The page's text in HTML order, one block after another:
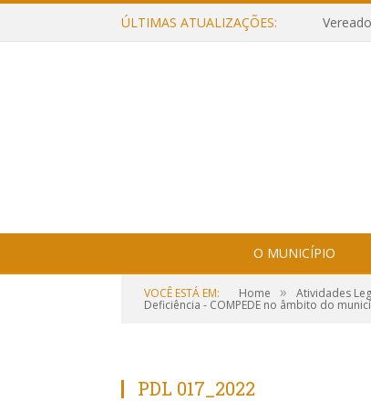
ÚLTIMAS ATUALIZAÇÕES:
O MUNICÍPIO
VOCÊ ESTÁ EM: Home » Atividades
Deficiência - COMPEDE no âmbito do
PDL 017_2022